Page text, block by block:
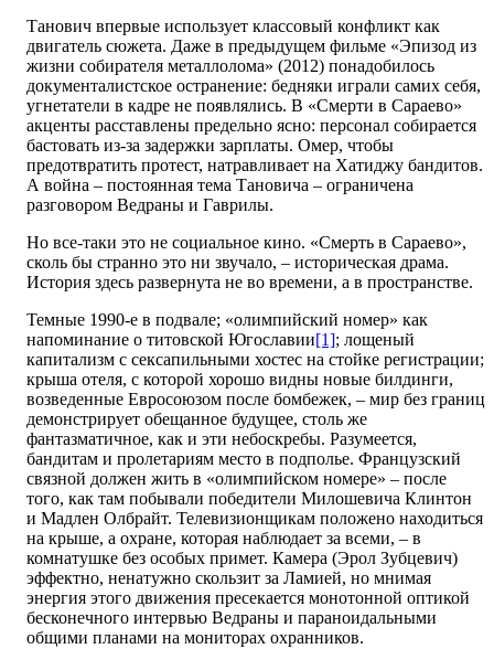
Танович впервые использует классовый конфликт как
двигатель сюжета. Даже в предыдущем фильме «Эпизод из
жизни собирателя металлолома» (2012) понадобилось
документалистское остранение: бедняки играли самих себя,
угнетатели в кадре не появлялись. В «Смерти в Сараево»
акценты расставлены предельно ясно: персонал собирается
бастовать из-за задержки зарплаты. Омер, чтобы
предотвратить протест, натравливает на Хатиджу бандитов.
А война – постоянная тема Тановича – ограничена
разговором Ведраны и Гаврилы.
Но все-таки это не социальное кино. «Смерть в Сараево»,
сколь бы странно это ни звучало, – историческая драма.
История здесь развернута не во времени, а в пространстве.
Темные 1990-е в подвале; «олимпийский номер» как
напоминание о титовской Югославии[1]; лощеный
капитализм с сексапильными хос­тес на стойке регистрации;
крыша отеля, с которой хорошо видны новые билдинги,
возведенные Евросоюзом после бомбежек, – мир без границ
демонстрирует обещанное будущее, столь же
фантазматичное, как и эти небоскребы. Разумеется,
бандитам и пролетариям место в подполье. Французский
связной должен жить в «олимпийском номере» – после
того, как там побывали победители Милошевича Клинтон
и Мадлен Олбрайт. Телевизионщикам положено находиться
на крыше, а охране, которая наблюдает за всеми, – в
комнатушке без особых примет. Камера (Эрол Зубцевич)
эффектно, ненатужно сколь­зит за Ламией, но мнимая
энергия этого движения пресекается монотонной оптикой
бесконечного интервью Ведраны и параноидальными
общими планами на мониторах охранников.